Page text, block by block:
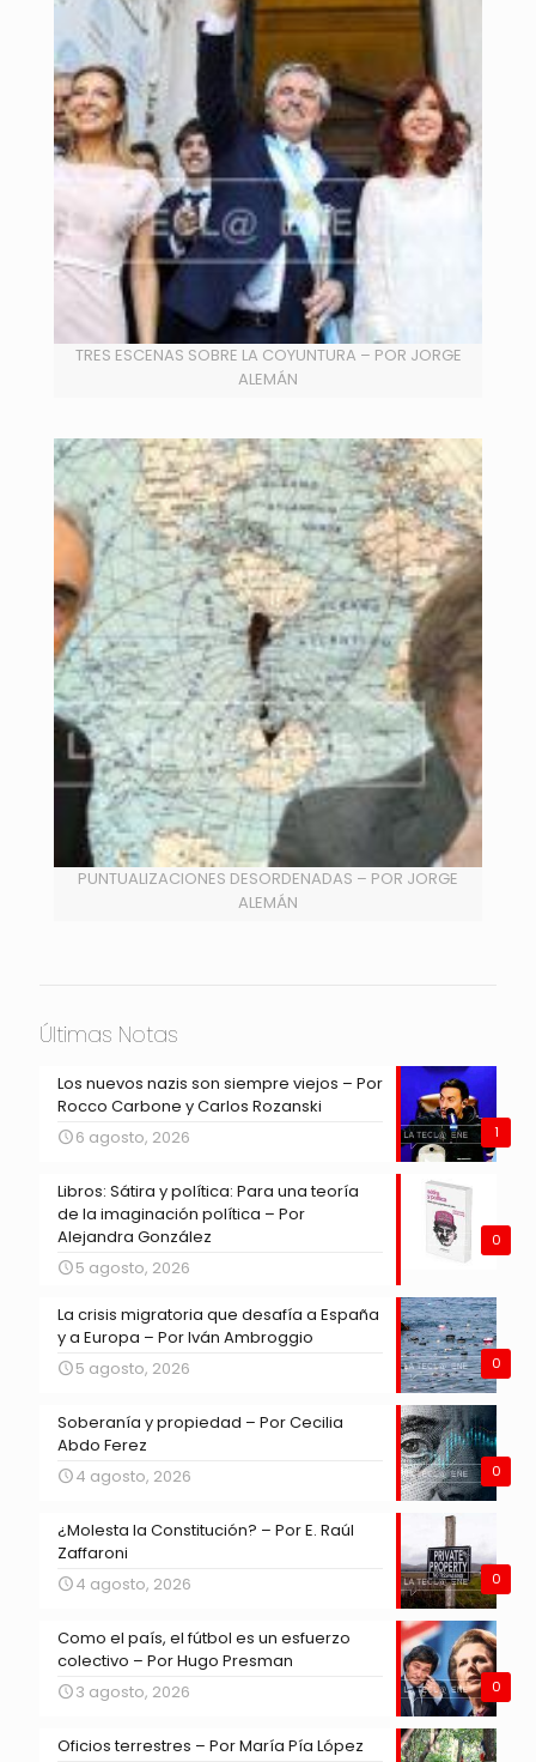
TRES ESCENAS SOBRE LA COYUNTURA – POR JORGE
ALEMÁN
PUNTUALIZACIONES DESORDENADAS – POR JORGE
ALEMÁN
Últimas Notas
1
Los nuevos nazis son siempre viejos – Por
Rocco Carbone y Carlos Rozanski
6 agosto, 2026
0
Libros: Sátira y política: Para una teoría
de la imaginación política – Por
Alejandra González
5 agosto, 2026
0
La crisis migratoria que desafía a España
y a Europa – Por Iván Ambroggio
5 agosto, 2026
0
Soberanía y propiedad – Por Cecilia
Abdo Ferez
4 agosto, 2026
0
¿Molesta la Constitución? – Por E. Raúl
Zaffaroni
4 agosto, 2026
0
Como el país, el fútbol es un esfuerzo
colectivo – Por Hugo Presman
3 agosto, 2026
Oficios terrestres – Por María Pía López